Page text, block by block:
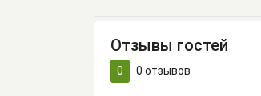
Отзывы гостей
0 0 отзывов